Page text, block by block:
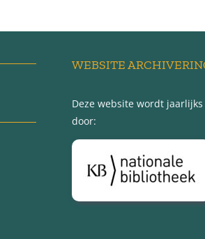
WEBSITE
Deze website wordt
door: